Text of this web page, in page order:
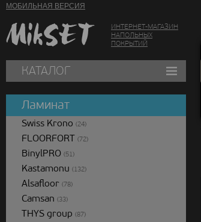
МОБИЛЬНАЯ ВЕРСИЯ
ИНТЕРНЕТ-МАГАЗИН
НАПОЛЬНЫХ
ПОКРЫТИЙ
КАТАЛОГ
Ламинат
Swiss Krono (24)
FLOORFORT (72)
BinylPRO (51)
Kastamonu (132)
Alsafloor (78)
Camsan (33)
THYS group (87)